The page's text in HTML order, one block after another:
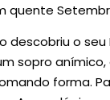
quente
descobriu o seu
sopro
forma.